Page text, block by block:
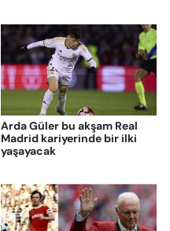
Arda Güler bu akşam Real
Madrid kariyerinde bir ilki
yaşayacak